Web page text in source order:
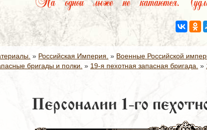
» Российская Империя. » Военные Российской
бригады и полки. » 19-я пехотная запасная бригада. »
Персоналии 1-го